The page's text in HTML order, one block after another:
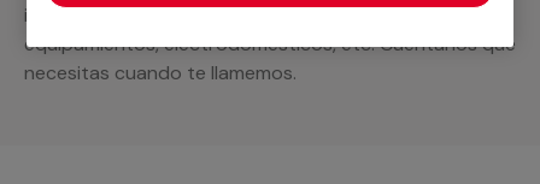
incluyendo todo lo que necesites: materiales,
equipamientos, electrodomésticos, etc. Cuéntanos que
necesitas cuando te llamemos.